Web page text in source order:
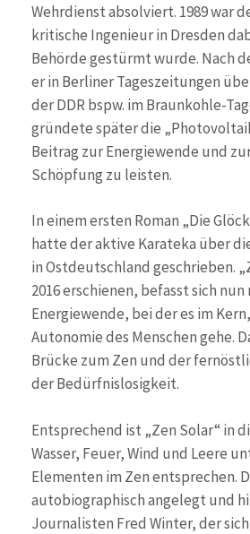
Wehrdienst absolviert. 1989 war
kritische Ingenieur in Dresden
Behörde gestürmt wurde. Nach
er in Berliner Tageszeitungen
der DDR bspw. im Braunkohle-
gründete später die
Beitrag zur Energiewende und
Schöpfung zu leisten.
In einem ersten Roman „Die
hatte der aktive Karateka über
in Ostdeutschland geschrieben.
2016 erschienen, befasst sich
Energiewende, bei der es im Kern,
Autonomie des Menschen gehe.
Brücke zum Zen und der
der Bedürfnislosigkeit.
Entsprechend ist „Zen Solar“ in
Wasser, Feuer, Wind und Leere
Elementen im Zen entsprechen.
autobiographisch angelegt und
Journalisten Fred Winter, der